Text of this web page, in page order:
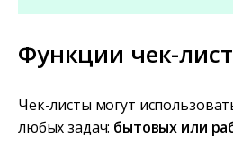
Функции чек-
Чек-листы могут
любых задач: бытовых или